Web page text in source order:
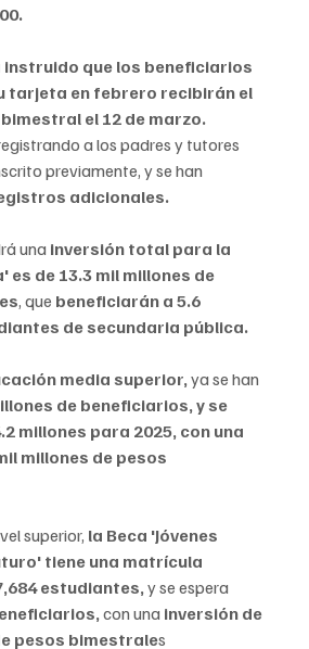
instruido que los beneficiarios
tarjeta en febrero recibirán el
el 12 de marzo.
a los padres y tutores
previamente, y se han
adicionales.
una inversión total para la
es de 13.3 mil millones de
, que beneficiarán a 5.6
de secundaria pública.
media superior, ya se han
de beneficiarios, y se
millones para 2025, con una
millones de pesos
superior, la Beca 'Jóvenes
tiene una matrícula
estudiantes, y se espera
con una inversión de
pesos bimestrales